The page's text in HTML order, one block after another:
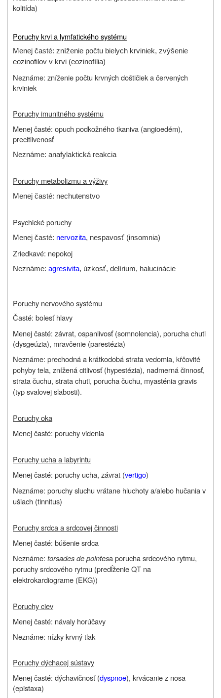
kolitída)
Poruchy krvi a lymfatického systému
Menej časté: zníženie počtu bielych krviniek, zvýšenie
eozinofilov v krvi (eozinofília)
Neznáme: zníženie počtu krvných doštičiek a červených
krviniek
Poruchy imunitného systému
Menej časté: opuch podkožného tkaniva (angioedém),
precitlivenosť
Neznáme: anafylaktická reakcia
Poruchy metabolizmu a výživy
Menej časté: nechutenstvo
Psychické poruchy
Menej časté: nervozita, nespavosť (insomnia)
Zriedkavé: nepokoj
Neznáme: agresivita, úzkosť, delírium, halucinácie
Poruchy nervového systému
Časté: bolesť hlavy
Menej časté: závrat, ospanlivosť (somnolencia), porucha chuti
(dysgeúzia), mravčenie (parestézia)
Neznáme: prechodná a krátkodobá strata vedomia, kŕčovité
pohyby tela, znížená citlivosť (hypestézia), nadmerná činnosť,
strata čuchu, strata chuti, porucha čuchu, myasténia gravis
(typ svalovej slabosti).
Poruchy oka
Menej časté: poruchy videnia
Poruchy ucha a labyrintu
Menej časté: poruchy ucha, závrat (vertigo)
Neznáme: poruchy sluchu vrátane hluchoty a/alebo hučania v
ušiach (tinnitus)
Poruchy srdca a srdcovej činnosti
Menej časté: búšenie srdca
Neznáme: torsades de pointesa porucha srdcového rytmu,
poruchy srdcového rytmu (predĺženie QT na
elektrokardiograme (EKG))
Poruchy ciev
Menej časté: návaly horúčavy
Neznáme: nízky krvný tlak
Poruchy dýchacej sústavy
Menej časté: dýchavičnosť (dyspnoe), krvácanie z nosa
(epistaxa)